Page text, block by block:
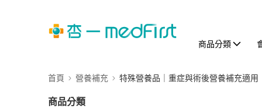
商品分類
首頁 營養補充 特殊營養品｜重症與術後營養補充適用
商品分類